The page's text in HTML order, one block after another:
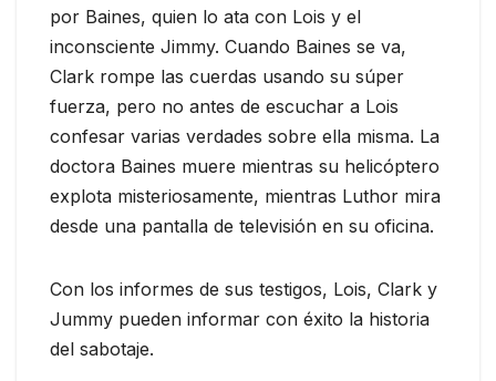
por Baines, quien lo ata con Lois y el
inconsciente Jimmy. Cuando Baines se va,
Clark rompe las cuerdas usando su súper
fuerza, pero no antes de escuchar a Lois
confesar varias verdades sobre ella misma. La
doctora Baines muere mientras su helicóptero
explota misteriosamente, mientras Luthor mira
desde una pantalla de televisión en su oficina.
Con los informes de sus testigos, Lois, Clark y
Jummy pueden informar con éxito la historia
del sabotaje.